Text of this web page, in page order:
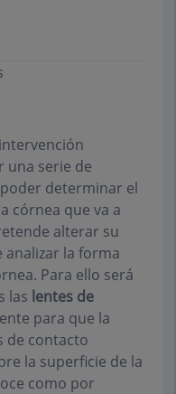
una serie de
determinar el
córnea que va a
alterar su
la forma
Para ello será
las lentes de
para que la
de contacto
la superficie de la
como por